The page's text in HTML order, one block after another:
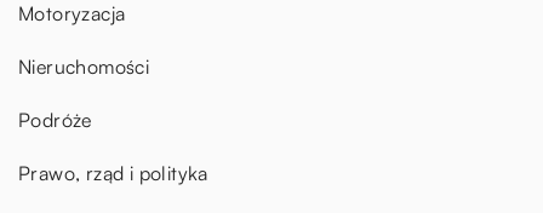
Motoryzacja
Nieruchomości
Podróże
Prawo, rząd i polityka